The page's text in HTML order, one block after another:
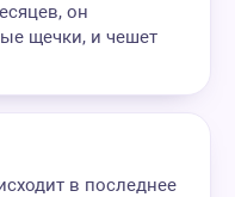
он
щечки, и чешет
в последнее